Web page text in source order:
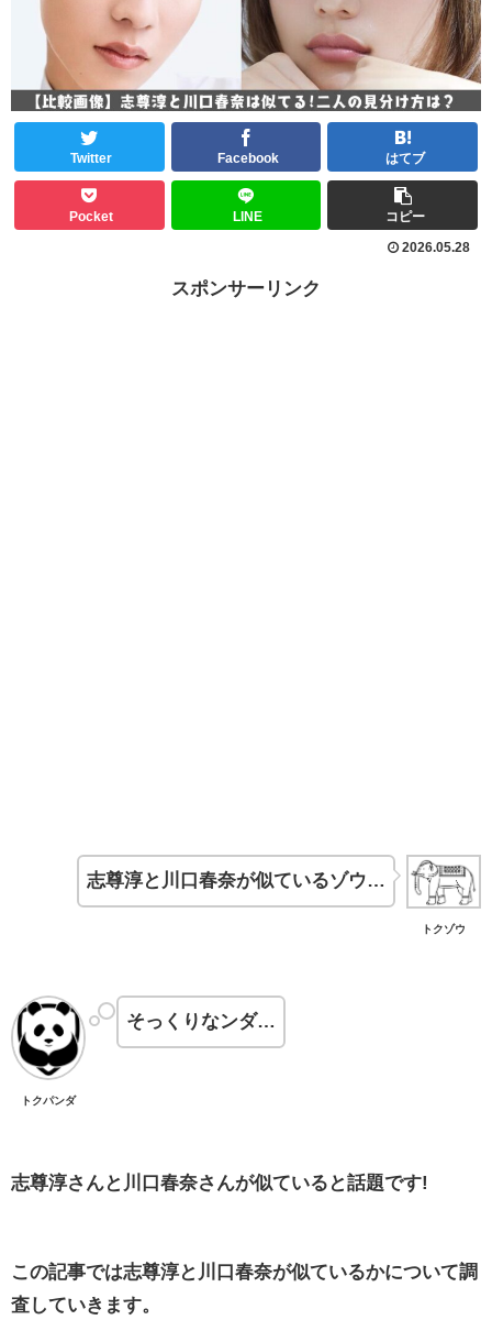
Twitter Facebook はてブ
Pocket LINE
コピー
2026.05.28
スポンサーリンク
トクゾウ
志尊淳と川口春奈が似ているゾウ…
トクパンダ
そっくりなンダ…
志尊淳さんと川口春奈さんが似ていると話題です!
この記事では志尊淳と川口春奈が似ているかについて調
査していきます。